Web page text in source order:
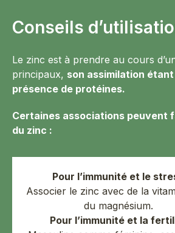
Conseils
Le zinc est à prendre au cours
principaux, son assimilation
présence de protéines.
Certaines associations peuvent
du zinc :
Pour l’immunité et le
Associer le zinc avec de la
du magnésium.
Pour l’immunité et la